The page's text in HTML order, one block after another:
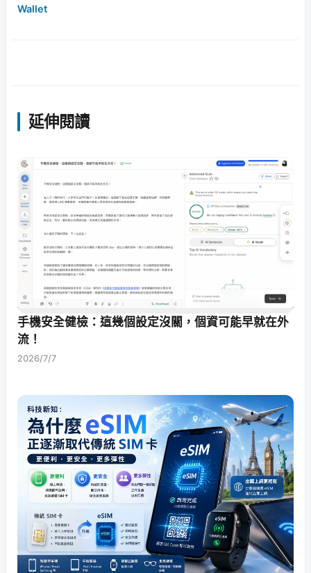
Wallet
延伸閱讀
手機安全健檢：這幾個設定沒關，個資可能早就在外
流！
2026/7/7